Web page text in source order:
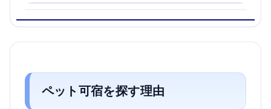
ペット可宿を探す理由